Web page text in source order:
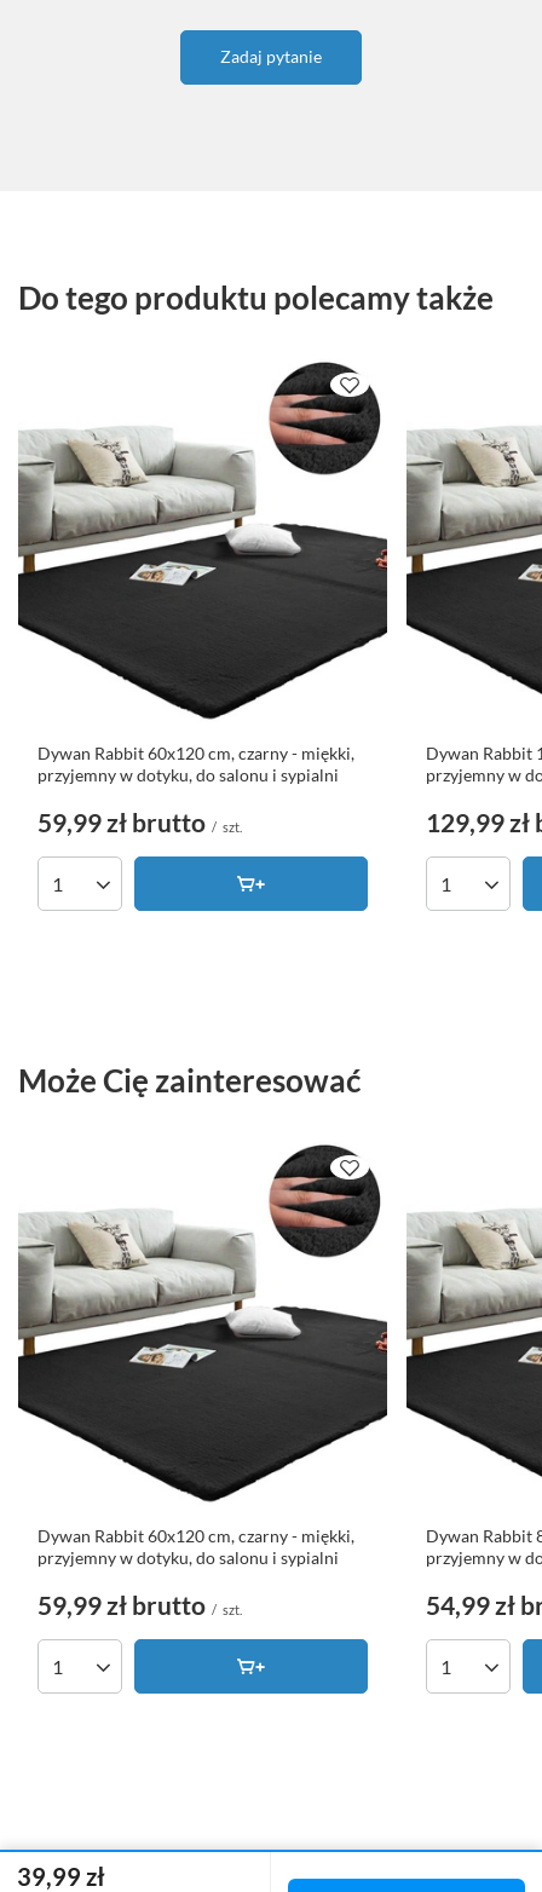
Zadaj pytanie
Do tego produktu polecamy także
Dywan Rabbit 60x120 cm, czarny - miękki,
przyjemny w dotyku, do salonu i sypialni
59,99 zł brutto / szt.
Ilość produktów
Dywan Rabbit
przyjemny w
129,99 zł
Ilość
Może Cię zainteresować
Dywan Rabbit 60x120 cm, czarny - miękki,
przyjemny w dotyku, do salonu i sypialni
59,99 zł brutto / szt.
Ilość produktów
Dywan Rabbit
przyjemny w
54,99 zł
Ilość
39,99 zł